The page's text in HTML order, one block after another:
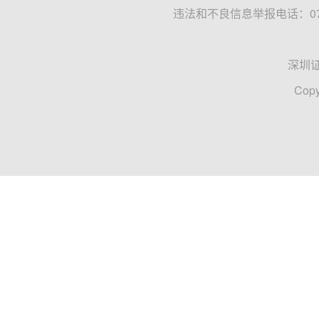
违法和不良信息举报电话：
深圳